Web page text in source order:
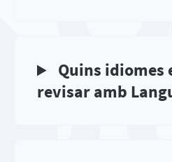
Quins idiomes
revisar amb